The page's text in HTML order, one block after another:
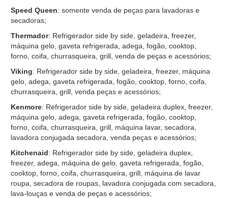
Speed Queen: somente venda de peças para lavadoras e
secadoras;
Thermador: Refrigerador side by side, geladeira, freezer,
máquina gelo, gaveta refrigerada, adega, fogão, cooktop,
forno, coifa, churrasqueira, grill, venda de peças e acessórios;
Viking: Refrigerador side by side, geladeira, freezer, máquina
gelo, adega, gaveta refrigerada, fogão, cooktop, forno, coifa,
churrasqueira, grill, venda peças e acessórios;
Kenmore: Refrigerador side by side, geladeira duplex, freezer,
máquina gelo, adega, gaveta refrigerada, fogão, cooktop,
forno, coifa, churrasqueira, grill, máquina lavar, secadora,
lavadora conjugada secadora, venda peças e acessórios;
Kitchenaid: Refrigerador side by side, geladeira duplex,
freezer, adega, máquina de gelo, gaveta refrigerada, fogão,
cooktop, forno, coifa, churrasqueira, grill, máquina de lavar
roupa, secadora de roupas, lavadora conjugada com secadora,
lava-louças e venda de peças e acessórios;